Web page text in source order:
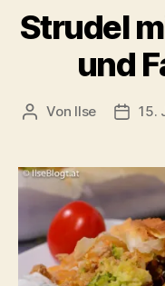
Strudel
und
Beitragsautor
Von Ilse 15.